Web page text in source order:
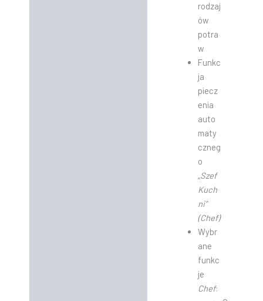
rodzaj
ów
potra
w
Funkc
ja
piecz
enia
auto
maty
czneg
o
„Szef
Kuch
ni”
(Chef)
Wybr
ane
funkc
je
Chef: